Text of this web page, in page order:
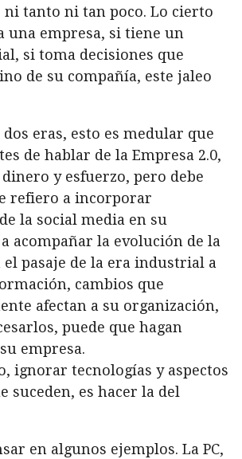
ni tanto ni tan poco. Lo cierto
una empresa, si tiene un
si toma decisiones que
de su compañía, este jaleo
eras, esto es medular que
de hablar de la Empresa 2.0,
y esfuerzo, pero debe
refiero a incorporar
la social media en su
acompañar la evolución de la
pasaje de la era industrial a
cambios que
afectan a su organización,
puede que hagan
empresa.
ignorar tecnologías y aspectos
suceden, es hacer la del
en algunos ejemplos. La PC,